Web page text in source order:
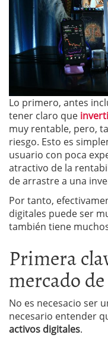
Lo primero, antes
tener claro que
muy rentable, pero,
riesgo. Esto es
usuario con poca
atractivo de la
de arrastre a una
Por tanto,
digitales puede ser
también tiene
Primera
mercado
No es necesacio ser
necesario entender
activos digitales.